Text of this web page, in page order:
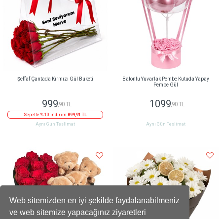
Web sitemizden en iyi şekilde faydalanabilmeniz
ve web sitemize yapacağınız ziyaretleri
Şeffaf Çantada Kırmızı Gül Buketi
999,90 TL
Sepette % 10 indirim 899,91 TL
Aynı Gün Teslimat
Balonlu Yuvarlak Pembe Kutuda Yapay
Pembe Gül
1099 ,90 TL
Aynı Gün Teslimat